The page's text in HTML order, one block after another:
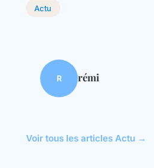
Actu
R rémi
Voir tous les articles Actu →